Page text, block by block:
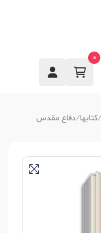
0
کتابها دفاع مقدس